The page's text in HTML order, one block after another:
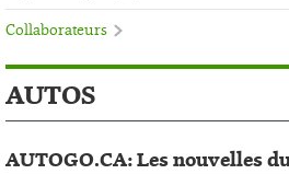
Collaborateurs
AUTOS
AUTOGO.CA: Les nouvelles